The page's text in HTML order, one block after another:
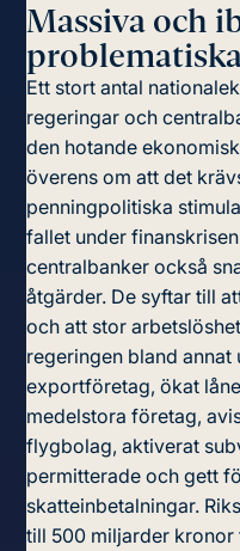
Massiva och
Ett stort antal
regeringar och
den hotande
överens om att det
penningpolitiska
fallet under
centralbanker också
åtgärder. De syftar till
och att stor
regeringen bland
exportföretag, ökat
medelstora företag,
flygbolag, aktiverat
permitterade och gett
skatteinbetalningar.
till 500 miljarder kronor